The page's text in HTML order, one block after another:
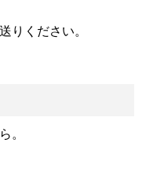
りください。
。